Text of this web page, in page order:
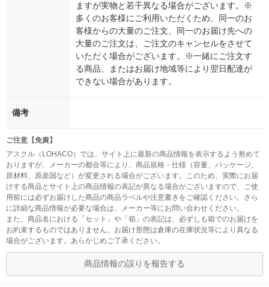
ますが実物と若干異なる場合がございます。※
多くのお客様にご利用いただくため、同一のお
客様からの大量のご注文、同一のお届け先への
大量のご注文は、ご注文のキャンセルをさせて
いただく場合がございます。※一緒にご注文す
る商品、またはお届け地域等により翌日配達が
できない場合があります。
備考
ご注意【免責】
アスクル（LOHACO）では、サイト上に最新の商品情報を表示するよう努めて
おりますが、メーカーの都合等により、商品規格・仕様（容量、パッケージ、
原材料、原産国など）が変更される場合がございます。このため、実際にお届
けする商品とサイト上の商品情報の表記が異なる場合がございますので、ご使
用前には必ずお届けした商品の商品ラベルや注意書きをご確認ください。さら
に詳細な商品情報が必要な場合は、メーカー等にお問い合わせください。
また、商品名における「セット」や「箱」の表記は、必ずしも箱でのお届けを
お約束するものではありません。お届け形態は倉庫の在庫状況等により異なる
場合がございます。あらかじめご了承ください。
商品情報の誤りを報告する